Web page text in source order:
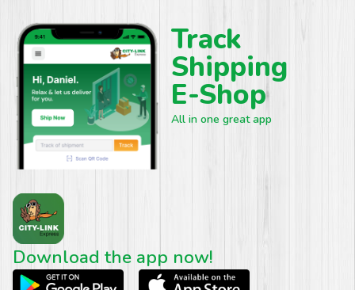
Track
Shipping
E-Shop
All in one great app
Download the app now!